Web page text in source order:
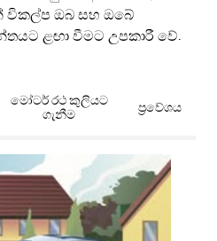
විකල්ප ඔබ සහ ඔබේ
ළඟා වීමට උපකාරී වේ.
මෝටර් රථ කුලියට
ගැනීම
ප්‍රවේශය